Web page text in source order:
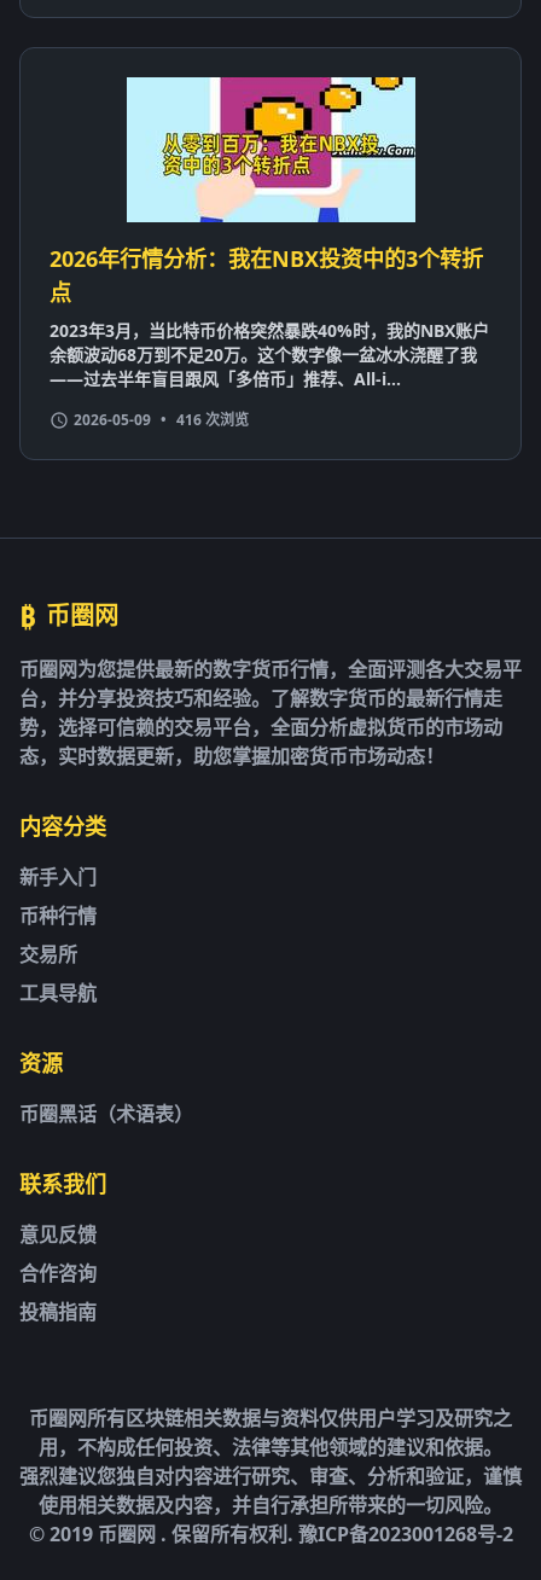
2026年行情分析：我在NBX投资中的3个转折
点
2023年3月，当比特币价格突然暴跌40%时，我的NBX账户
余额波动68万到不足20万。这个数字像一盆冰水浇醒了我
——过去半年盲目跟风「多倍币」推荐、All-i...
2026-05-09 • 416 次浏览
₿ 币圈网
币圈网为您提供最新的数字货币行情，全面评测各大交易平
台，并分享投资技巧和经验。了解数字货币的最新行情走
势，选择可信赖的交易平台，全面分析虚拟货币的市场动
态，实时数据更新，助您掌握加密货币市场动态！
内容分类
新手入门
币种行情
交易所
工具导航
资源
币圈黑话（术语表）
联系我们
意见反馈
合作咨询
投稿指南
币圈网所有区块链相关数据与资料仅供用户学习及研究之
用，不构成任何投资、法律等其他领域的建议和依据。
强烈建议您独自对内容进行研究、审查、分析和验证，谨慎
使用相关数据及内容，并自行承担所带来的一切风险。
© 2019 币圈网 . 保留所有权利. 豫ICP备2023001268号-2